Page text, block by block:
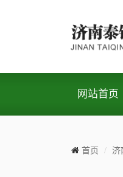
网站首页
首页 济